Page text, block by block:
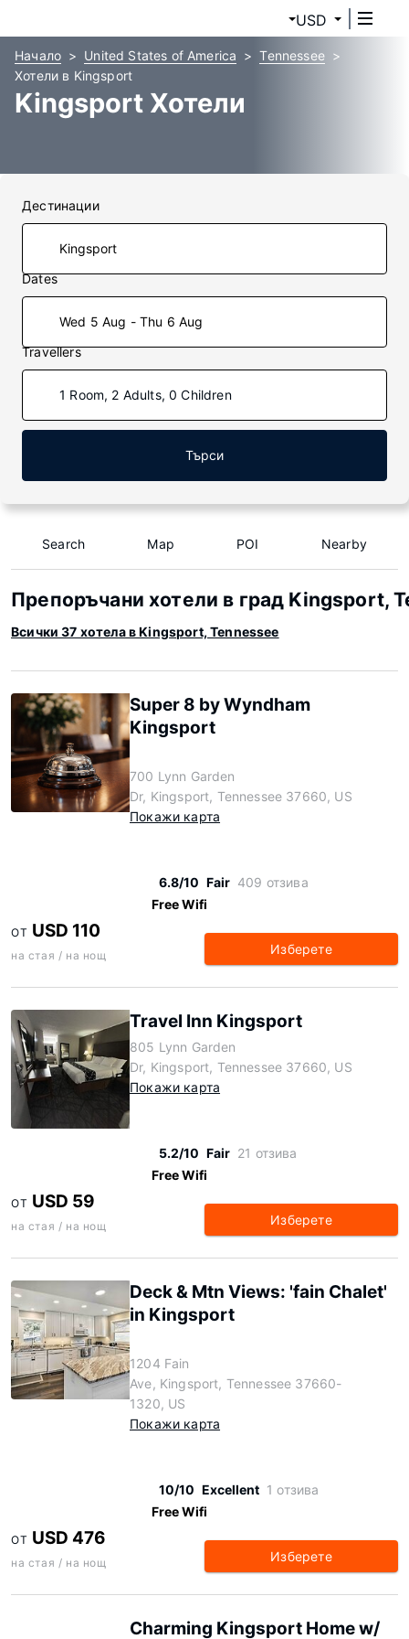
USD
Начало United States of America
Tennessee
Хотели в Kingsport
Kingsport Хотели
Дестинации
Dates
Wed 5 Aug - Thu 6 Aug
Travellers
1 Room, 2 Adults, 0 Children
Търси
Search Map POI Nearby
Препоръчани хотели в град Kingsport,
Всички 37 хотела в Kingsport, Tennessee
Super 8 by Wyndham
Kingsport
700 Lynn Garden
Dr, Kingsport, Tennessee 37660, US
Покажи карта
6.8/10 Fair 409 отзива
Free Wifi
ОТ USD 110
на стая / на нощ Изберете
Travel Inn Kingsport
805 Lynn Garden
Dr, Kingsport, Tennessee 37660, US
Покажи карта
5.2/10 Fair 21 отзива
Free Wifi
ОТ USD 59
на стая / на нощ Изберете
Deck & Mtn Views: 'fain Chalet'
in Kingsport
1204 Fain
Ave, Kingsport, Tennessee 37660-
1320, US
Покажи карта
10/10 Excellent 1 отзива
Free Wifi
ОТ USD 476
на стая / на нощ Изберете
Charming Kingsport Home w/